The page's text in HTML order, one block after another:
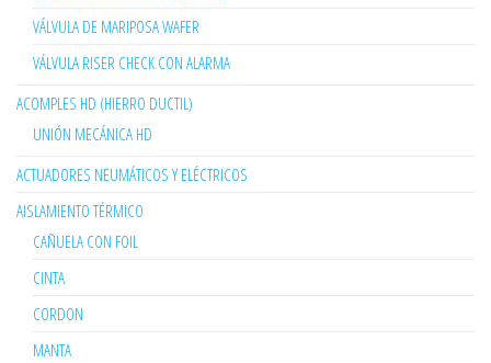
VÁLVULA DE MARIPOSA WAFER
VÁLVULA RISER CHECK CON ALARMA
ACOMPLES HD (HIERRO DUCTIL)
UNIÓN MECÁNICA HD
ACTUADORES NEUMÁTICOS Y ELÉCTRICOS
AISLAMIENTO TÉRMICO
CAÑUELA CON FOIL
CINTA
CORDON
MANTA